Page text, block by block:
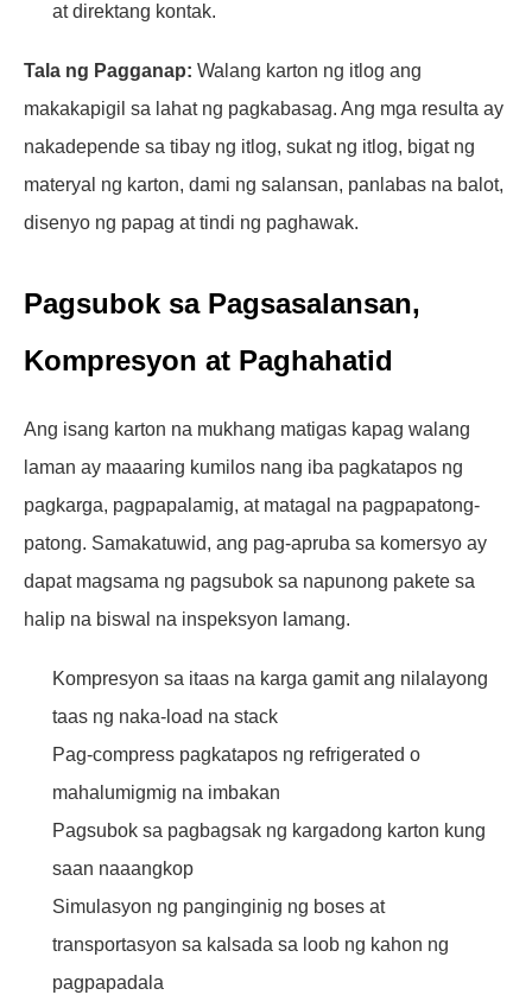
at direktang kontak.
Tala ng Pagganap: Walang karton ng itlog ang
makakapigil sa lahat ng pagkabasag. Ang mga resulta ay
nakadepende sa tibay ng itlog, sukat ng itlog, bigat ng
materyal ng karton, dami ng salansan, panlabas na balot,
disenyo ng papag at tindi ng paghawak.
Pagsubok sa Pagsasalansan,
Kompresyon at Paghahatid
Ang isang karton na mukhang matigas kapag walang
laman ay maaaring kumilos nang iba pagkatapos ng
pagkarga, pagpapalamig, at matagal na pagpapatong-
patong. Samakatuwid, ang pag-apruba sa komersyo ay
dapat magsama ng pagsubok sa napunong pakete sa
halip na biswal na inspeksyon lamang.
Kompresyon sa itaas na karga gamit ang nilalayong
taas ng naka-load na stack
Pag-compress pagkatapos ng refrigerated o
mahalumigmig na imbakan
Pagsubok sa pagbagsak ng kargadong karton kung
saan naaangkop
Simulasyon ng panginginig ng boses at
transportasyon sa kalsada sa loob ng kahon ng
pagpapadala